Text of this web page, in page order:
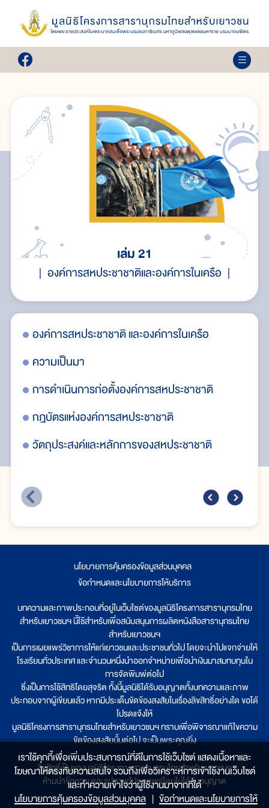
เล่ม 21
องค์การสหประชาชาติและองค์การในเครือ
องค์การสหประชาชาติ และองค์การในเครือ
ความเป็นมา
การดำเนินการก่อตั้งองค์การสหประชาชาติ
กฎบัตรแห่งองค์การสหประชาชาติ
วัตถุประสงค์และหลักการของสหประชาชาติ
นโยบายการคุ้มครองข้อมูลส่วนบุคคล
ข้อกำหนดและนโยบายการให้บริการ
บทความและภาพประกอบที่อยู่ในเว็บไซต์ของมูลนิธิโครงการสารานุกรมไทย
สำหรับเยาวชนฯ นี้ใช้สำหรับเพื่อสนับสนุนการผลิตหนังสือสารานุกรมไทย
สำหรับเยาวชนฯ
เป็นการเผยแพร่วิชาการให้แก่เยาวชนและประชาชนทั่วไป โดยจะนำไปแจกจ่ายให้
โรงเรียนทั่วประเทศ และจำนวนหนึ่งนำออกจำหน่ายเพื่อนำเงินมาสมทบทุนใน
การจัดพิมพ์ต่อไป
ซึ่งเป็นการใช้สิทธิโดยสุจริต ทั้งนี้มูลนิธิได้รับอนุญาตทั้งบทความและภาพ
ประกอบจากผู้เขียนแล้ว หากมีประเด็นขัดข้องสงสัยในเรื่องลิขสิทธิ์อย่างใด ขอได้
โปรดแจ้งให้
มูลนิธิโครงการสารานุกรมไทยสำหรับเยาวชนฯ ทราบเพื่อพิจารณาแก้ไขความ
ขัดข้องสงสัยนั้นต่อไป จะเป็นพระคุณยิ่ง
ลิขสิทธิ์เป็นของมูลนิธิโครงการสารานุกรมไทยสำหรับเยาวชนฯ
ห้ามนำข้อความและรูปภาพไปเผยแพร่โดยไม่ได้รับอนุญาต
เราใช้คุกกี้เพื่อเพิ่มประสบการณ์ที่ดีในการใช้เว็บไซต์ แสดงเนื้อหาและ
โฆษณาให้ตรงกับความสนใจ รวมถึงเพื่อวิเคราะห์การเข้าใช้งานเว็บไซต์
และทำความเข้าใจว่าผู้ใช้งานมาจากที่ใด๋
นโยบายการคุ้มครองข้อมูลส่วนบุคคล | ข้อกำหนดและนโยบายการให้